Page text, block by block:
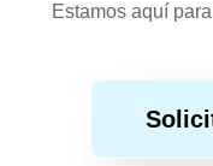
Estamos aquí